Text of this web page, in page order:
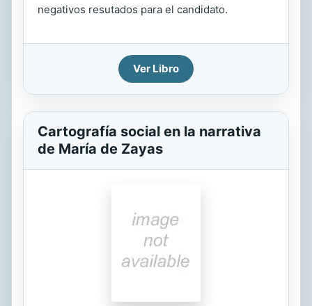
negativos resutados para el candidato.
Ver Libro
Cartografía social en la narrativa
de María de Zayas